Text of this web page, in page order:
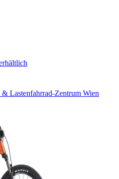
Lastenfahrrad-Zentrum Wien